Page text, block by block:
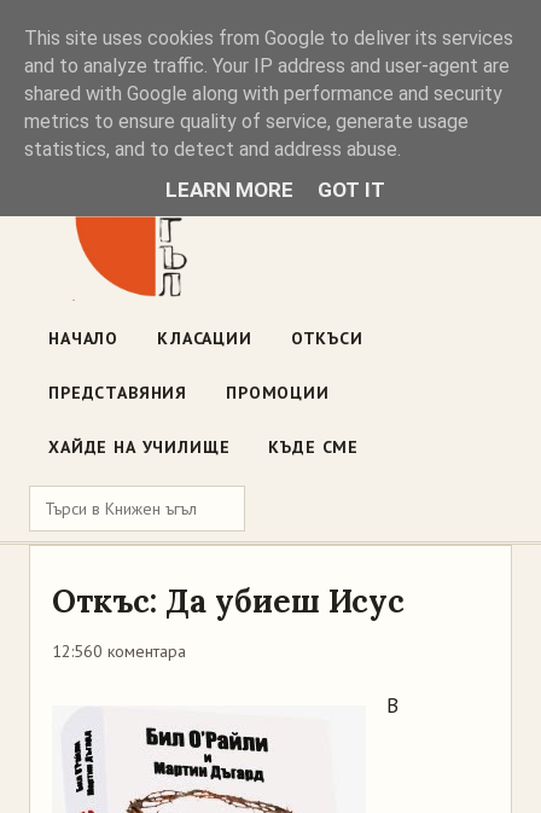
Книжен ъгъл
Блог на книжарницата — класации, откъси, нови книги
ул. „Оборище" 117, София· пон–пет 10:00–19:00 ·
НАЧАЛО КЛАСАЦИИ ОТКЪСИ
ПРЕДСТАВЯНИЯ ПРОМОЦИИ
ХАЙДЕ НА УЧИЛИЩЕ КЪДЕ СМЕ
Откъс: Да убиеш Исус
12:560 коментара
В
This site uses cookies from Google to deliver its services
and to analyze traffic. Your IP address and user-agent are
shared with Google along with performance and security
metrics to ensure quality of service, generate usage
statistics, and to detect and address abuse.
LEARN MORE GOT IT